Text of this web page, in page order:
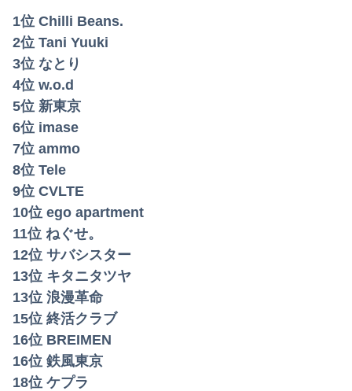
1位 Chilli Beans.
2位 Tani Yuuki
3位 なとり
4位 w.o.d
5位 新東京
6位 imase
7位 ammo
8位 Tele
9位 CVLTE
10位 ego apartment
11位 ねぐせ。
12位 サバシスター
13位 キタニタツヤ
13位 浪漫革命
15位 終活クラブ
16位 BREIMEN
16位 鉄風東京
18位 ケプラ